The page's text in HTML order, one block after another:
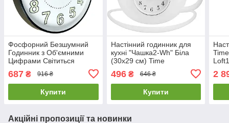
Фосфорний Безшумний
Годинник з Об'ємними
Цифрами Світиться
Люмінофор Настінний (30
см) Timelike™ Ph-01-W
білий
687 ₴ 916 ₴
Купити
Настінний годинник для
кухні "Чашка2-Wh" Біла
(30х29 см) Time
496₴ 646 ₴
Купити
2
Акційні пропозиції та новинки